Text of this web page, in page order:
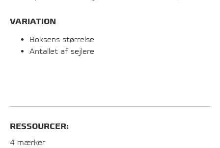
VARIATION
Boksens størrelse
Antallet af sejlere
RESSOURCER:
4 mærker